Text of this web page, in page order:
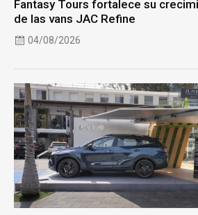
Fantasy Tours fortalece su
de las vans JAC Refine
04/08/2026